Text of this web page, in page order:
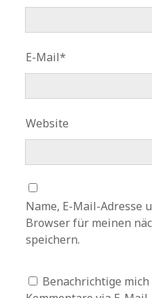
E-Mail*
Website
Name, E-Mail-Adresse
Browser für meinen
speichern.
Benachrichtige